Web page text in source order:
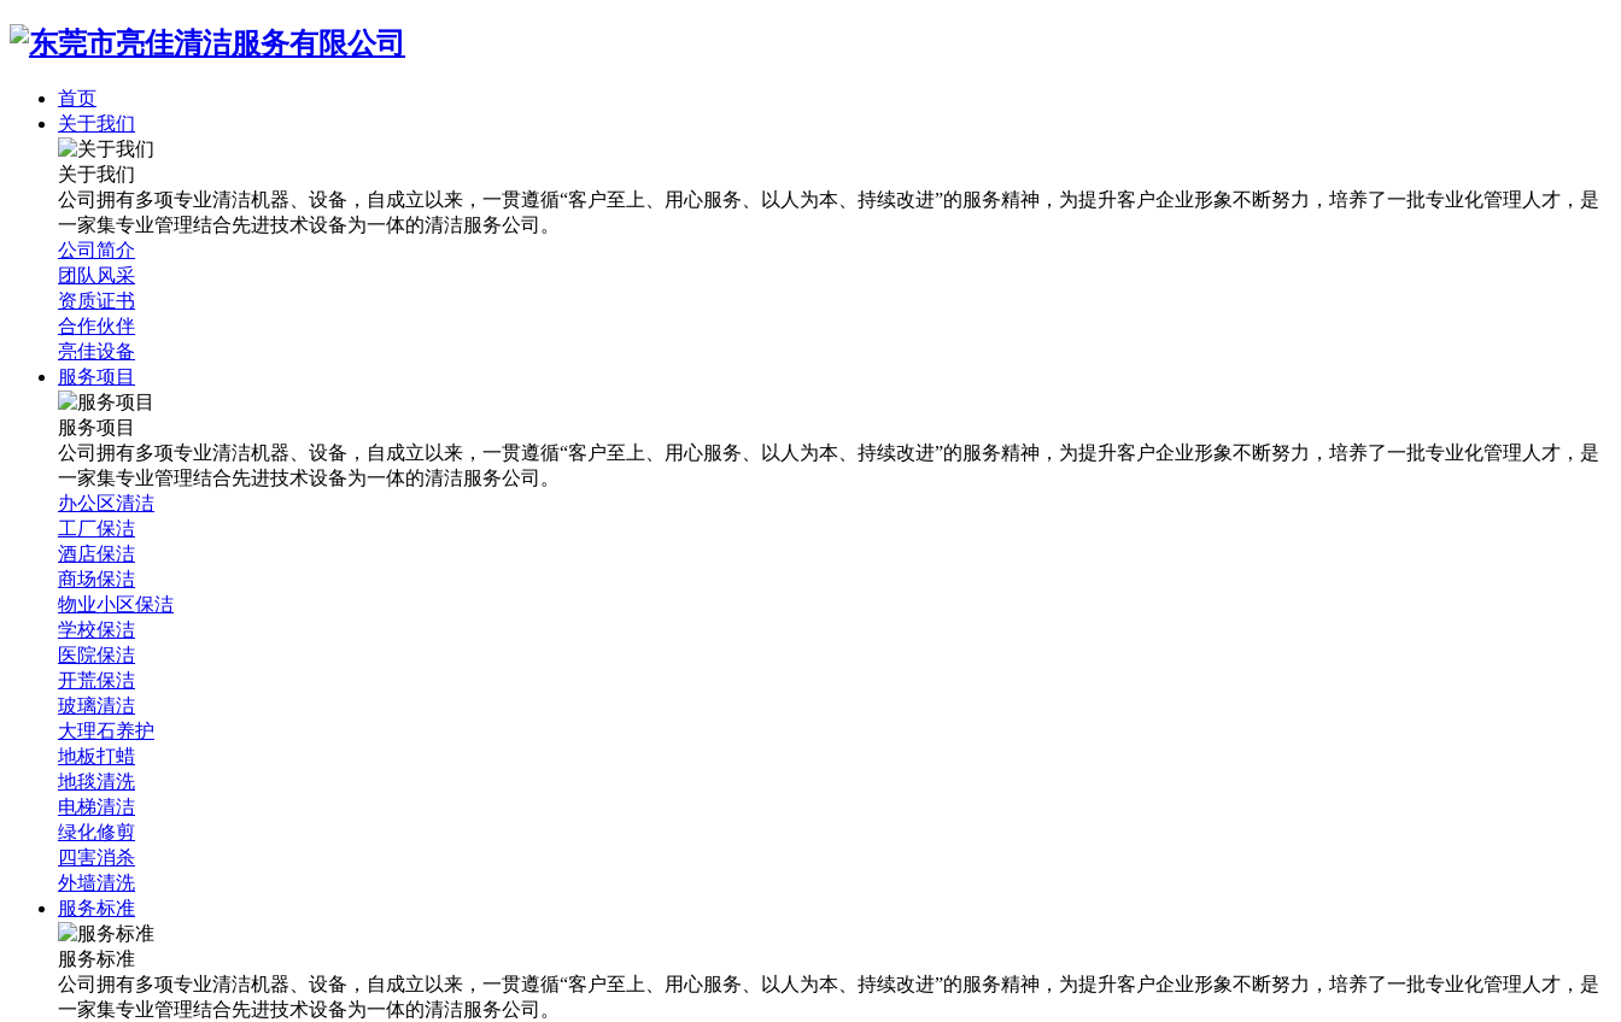
首页
关于我们
关于我们
公司拥有多项专业清洁机器、设备，自成立以来，一贯遵循“客户至上、用心服务、以人为本、持续改进”的服务精神，为提升客户企业形象不断努力，培养了一批专业化管理人才，是
一家集专业管理结合先进技术设备为一体的清洁服务公司。
公司简介
团队风采
资质证书
合作伙伴
亮佳设备
服务项目
服务项目
公司拥有多项专业清洁机器、设备，自成立以来，一贯遵循“客户至上、用心服务、以人为本、持续改进”的服务精神，为提升客户企业形象不断努力，培养了一批专业化管理人才，是
一家集专业管理结合先进技术设备为一体的清洁服务公司。
办公区清洁
工厂保洁
酒店保洁
商场保洁
物业小区保洁
学校保洁
医院保洁
开荒保洁
玻璃清洁
大理石养护
地板打蜡
地毯清洗
电梯清洁
绿化修剪
四害消杀
外墙清洗
服务标准
服务标准
公司拥有多项专业清洁机器、设备，自成立以来，一贯遵循“客户至上、用心服务、以人为本、持续改进”的服务精神，为提升客户企业形象不断努力，培养了一批专业化管理人才，是
一家集专业管理结合先进技术设备为一体的清洁服务公司。